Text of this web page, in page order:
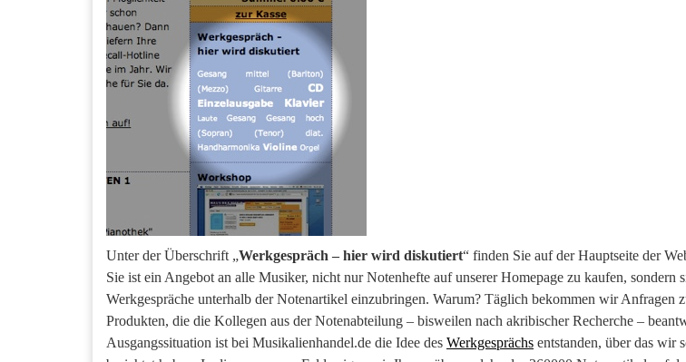
Unter der Überschrift „Werkgespräch – hier wird diskutiert“ finden Sie auf der Hauptseite der
Sie ist ein Angebot an alle Musiker, nicht nur Notenhefte auf unserer Homepage zu kaufen, sondern
Werkgespräche unterhalb der Notenartikel einzubringen. Warum? Täglich bekommen wir Anfragen
Produkten, die die Kollegen aus der Notenabteilung – bisweilen nach akribischer Recherche –
Ausgangssituation ist bei Musikalienhandel.de die Idee des Werkgesprächs entstanden, über das wir